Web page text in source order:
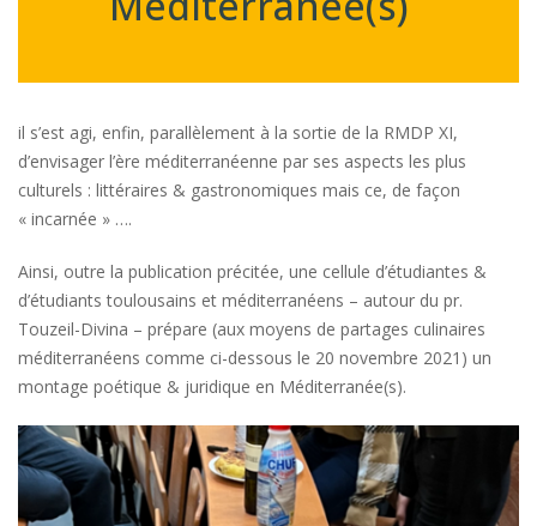
il s’est agi, enfin, parallèlement à la sortie de la RMDP XI,
d’envisager l’ère méditerranéenne par ses aspects les plus
culturels : littéraires & gastronomiques mais ce, de façon
« incarnée » ….
Ainsi, outre la publication précitée, une cellule d’étudiantes &
d’étudiants toulousains et méditerranéens – autour du pr.
Touzeil-Divina – prépare (aux moyens de partages culinaires
méditerranéens comme ci-dessous le 20 novembre 2021) un
montage poétique & juridique en Méditerranée(s).